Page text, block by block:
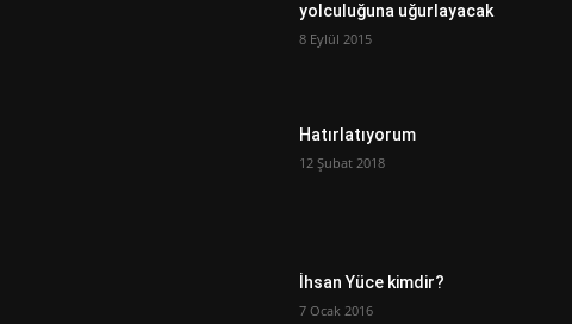
yolculuğuna uğurlayacak
8 Eylül 2015
Hatırlatıyorum
12 Şubat 2018
İhsan Yüce kimdir?
7 Ocak 2016